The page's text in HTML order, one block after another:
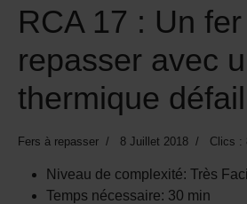
RCA 17 : Un
repasser avec
thermique
Fers à repasser 8 Juillet 2018 Clics :
Niveau de complexité: Très
Temps nécessaire: 30 min